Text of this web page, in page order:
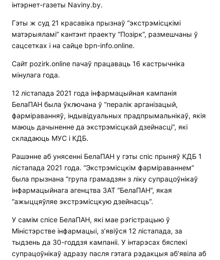
інтэрнет-газеты Naviny.by.
Гэты ж суд 21 красавіка прызнаў “экстрэмісцкімі
матэрыяламі” кантэнт праекту “Позірк”, размешчаны ў
сацсетках і на сайце bpn-info.online.
Сайт pozirk.online пачаў працаваць 16 кастрычніка
мінулага года.
12 лістапада 2021 года інфармацыйная кампанія
БелаПАН была ўключана ў “пералік арганізацый,
фарміраванняў, індывідуальных прадпрымальнікаў, якія
маюць дачыненне да экстрэмісцкай дзейнасці”, які
складаюць МУС і КДБ.
Рашэнне аб унясенні БелаПАН у гэты спіс прыняў КДБ 1
лістапада 2021 года. “Экстрэмісцкім фарміраваннем”
была прызнана “група грамадзян з ліку супрацоўнікаў
інфармацыйнага агенцтва ЗАТ “БелаПАН”, якая
“ажыццяўляе экстрэмісцкую дзейнасць”.
У самім спісе БелаПАН, які мае рэгістрацыю ў
Міністэрстве інфармацыі, з’явіўся 12 лістапада, за
тыдзень да 30-годдзя кампаніі. У інтарэсах бяспекі
супрацоўнікаў адразу пасля гэтага рэдакцыя аб’явіла аб